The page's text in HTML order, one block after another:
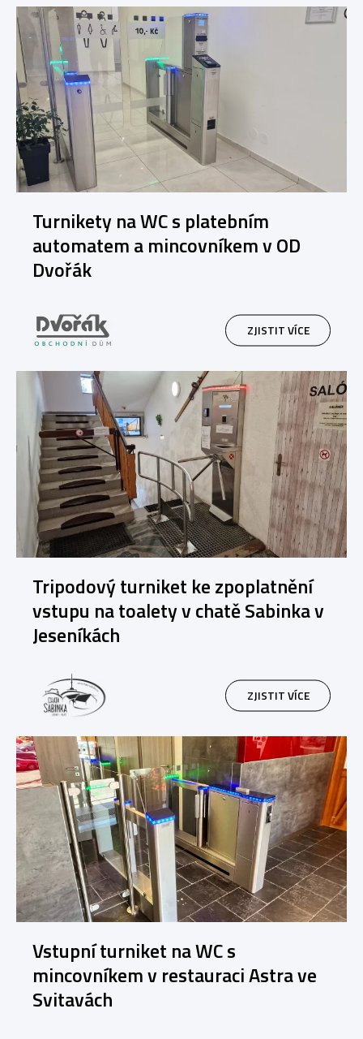
Turnikety na WC s platebním
automatem a mincovníkem v OD
Dvořák
ZJISTIT VÍCE
Tripodový turniket ke zpoplatnění
vstupu na toalety v chatě Sabinka v
Jeseníkách
ZJISTIT VÍCE
Vstupní turniket na WC s
mincovníkem v restauraci Astra ve
Svitavách